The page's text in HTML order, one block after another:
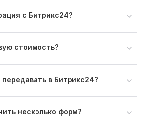
создаваться в Битрикс24 и
к файловому менеджеру
нужно создавать в CRM: лид,
с Битрикс24?
стоимость?
в Битрикс24?
несколько форм?